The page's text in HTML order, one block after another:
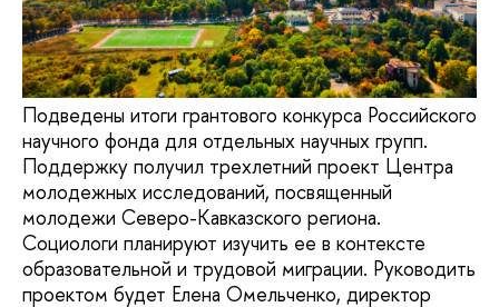
Подведены итоги грантового конкурса Российского
научного фонда для отдельных научных групп.
Поддержку получил трехлетний проект Центра
молодежных исследований, посвященный
молодежи Северо-Кавказского региона.
Социологи планируют изучить ее в контексте
образовательной и трудовой миграции. Руководить
проектом будет Елена Омельченко, директор